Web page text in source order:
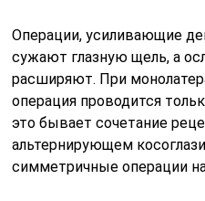
Операции, усиливающие
сужают глазную щель, а
расширяют. При
операция проводится
это бывает сочетание
альтернирующем
симметричные операции на